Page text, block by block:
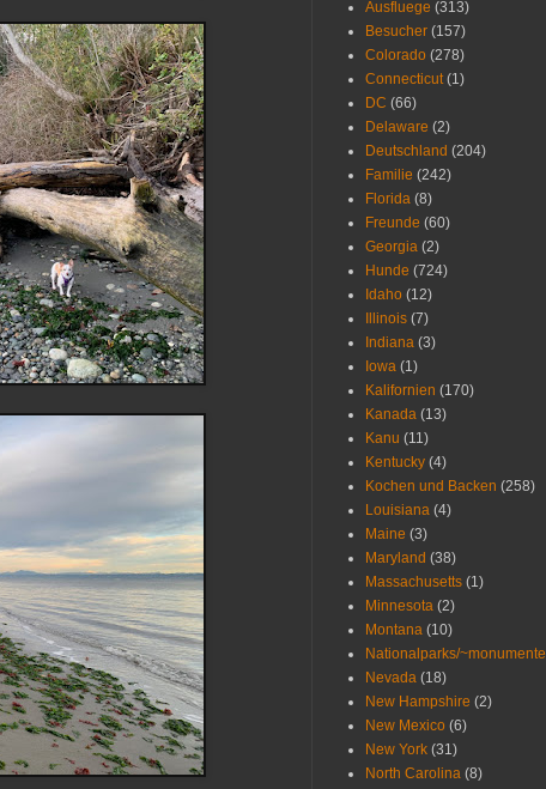
Ausfluege (313)
Besucher (157)
Colorado (278)
Connecticut (1)
DC (66)
Delaware (2)
Deutschland (204)
Familie (242)
Florida (8)
Freunde (60)
Georgia (2)
Hunde (724)
Idaho (12)
Illinois (7)
Indiana (3)
Iowa (1)
Kalifornien (170)
Kanada (13)
Kanu (11)
Kentucky (4)
Kochen und Backen (258)
Louisiana (4)
Maine (3)
Maryland (38)
Massachusetts (1)
Minnesota (2)
Montana (10)
Nationalparks/~monumente
Nevada (18)
New Hampshire (2)
New Mexico (6)
New York (31)
North Carolina (8)